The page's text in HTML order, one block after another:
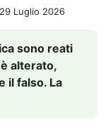
29 Luglio 2026
sono reati
alterato,
il falso. La